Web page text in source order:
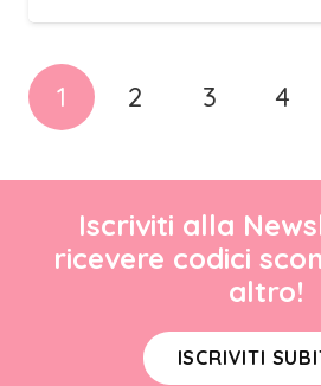
1 2 3 4
Iscriviti alla
ricevere codici
altro!
ISCRIVITI